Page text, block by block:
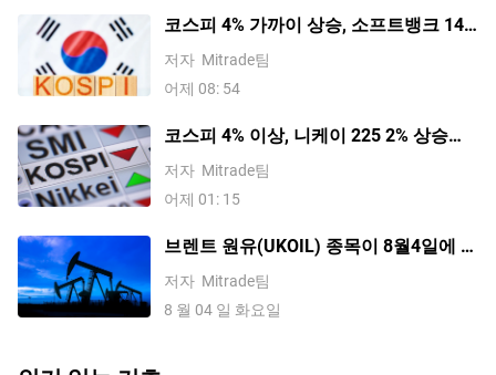
코스피 4% 가까이 상승, 소프트뱅크 14%
급등, SK하이닉스 6% 가까이 상승하며
일본 및 한국 증시 상승 마감
저자 Mitrade팀
어제 08: 54
코스피 4% 이상, 니케이 225 2% 상승하
며 일본 및 한국 증시 랠리; SK하이닉스,
키옥시아, 소프트뱅크 급등
저자 Mitrade팀
어제 01: 15
브렌트 원유(UKOIL) 종목이 8월4일에 급
증했습니다. 주의깊게 지켜봐야 할 핵심
요인을 살펴보세요
저자 Mitrade팀
8 월 04 일 화요일